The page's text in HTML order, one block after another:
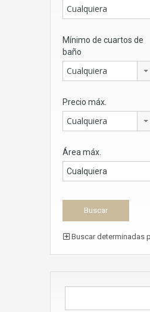
Cualquiera
Mínimo de cuartos de
baño
Cualquiera
Precio máx.
Cualquiera
Área máx.
Buscar determinadas